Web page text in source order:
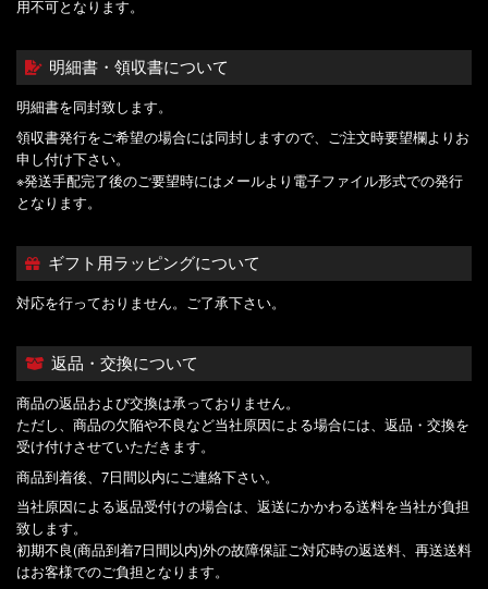
用不可となります。
明細書・領収書について
明細書を同封致します。
領収書発行をご希望の場合には同封しますので、ご注文時要望欄よりお
申し付け下さい。
※発送手配完了後のご要望時にはメールより電子ファイル形式での発行
となります。
ギフト用ラッピングについて
対応を行っておりません。ご了承下さい。
返品・交換について
商品の返品および交換は承っておりません。
ただし、商品の欠陥や不良など当社原因による場合には、返品・交換を
受け付けさせていただきます。
商品到着後、7日間以内にご連絡下さい。
当社原因による返品受付けの場合は、返送にかかわる送料を当社が負担
致します。
初期不良(商品到着7日間以内)外の故障保証ご対応時の返送料、再送送料
はお客様でのご負担となります。